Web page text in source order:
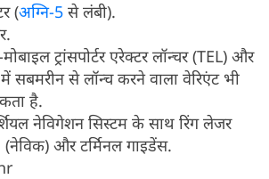
(अग्नि-5 से लंबी).
मोबाइल ट्रांसपोर्टर एरेक्टर लॉन्चर (TEL) और
सबमरीन से लॉन्च करने वाला वेरिएंट भी
है.
नेविगेशन सिस्टम के साथ रिंग लेजर
(नेविक) और टर्मिनल गाइडेंस.